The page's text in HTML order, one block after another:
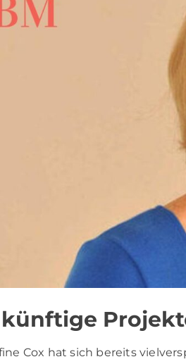
Cox hat sich bereits